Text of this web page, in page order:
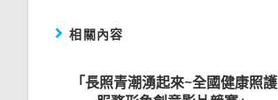
相關內容
「長照青潮湧起來~全國健康照護